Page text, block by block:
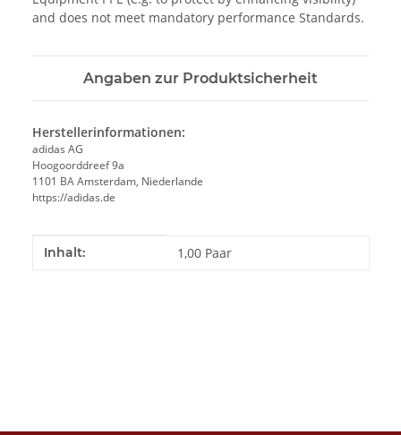
and does not meet mandatory performance Standards.
Angaben zur Produktsicherheit
Herstellerinformationen:
adidas AG
Hoogoorddreef 9a
1101 BA Amsterdam, Niederlande
https://adidas.de
Produkteigenschaft
Wert
Inhalt: 1,00 Paar